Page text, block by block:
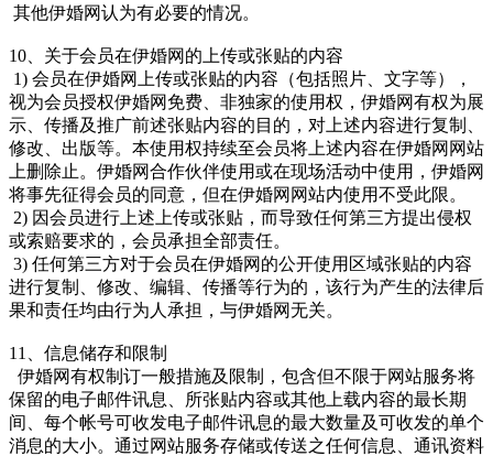
其他伊婚网认为有必要的情况。
10、关于会员在伊婚网的上传或张贴的内容
1) 会员在伊婚网上传或张贴的内容（包括照片、文字等），
视为会员授权伊婚网免费、非独家的使用权，伊婚网有权为展
示、传播及推广前述张贴内容的目的，对上述内容进行复制、
修改、出版等。本使用权持续至会员将上述内容在伊婚网网站
上删除止。伊婚网合作伙伴使用或在现场活动中使用，伊婚网
将事先征得会员的同意，但在伊婚网网站内使用不受此限。
2) 因会员进行上述上传或张贴，而导致任何第三方提出侵权
或索赔要求的，会员承担全部责任。
3) 任何第三方对于会员在伊婚网的公开使用区域张贴的内容
进行复制、修改、编辑、传播等行为的，该行为产生的法律后
果和责任均由行为人承担，与伊婚网无关。
11、信息储存和限制
伊婚网有权制订一般措施及限制，包含但不限于网站服务将
保留的电子邮件讯息、所张贴内容或其他上载内容的最长期
间、每个帐号可收发电子邮件讯息的最大数量及可收发的单个
消息的大小。通过网站服务存储或传送之任何信息、通讯资料